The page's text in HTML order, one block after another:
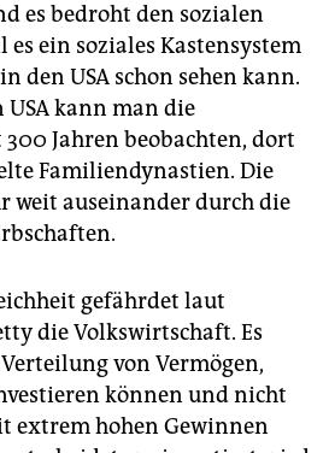
es bedroht den sozialen
ein soziales Kastensystem
den USA schon sehen kann.
kann man die
Jahren beobachten, dort
Familiendynastien. Die
weit auseinander durch die
gefährdet laut
die Volkswirtschaft. Es
von Vermögen,
können und nicht
extrem hohen Gewinnen